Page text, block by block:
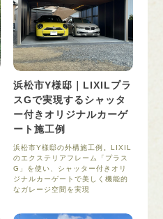
浜松市Y様邸｜LIXILプラ
スGで実現するシャッタ
ー付きオリジナルカーゲ
ート施工例
浜松市Y様邸の外構施工例。LIXIL
のエクステリアフレーム「プラス
G」を使い、シャッター付きオリ
ジナルカーゲートで美しく機能的
なガレージ空間を実現